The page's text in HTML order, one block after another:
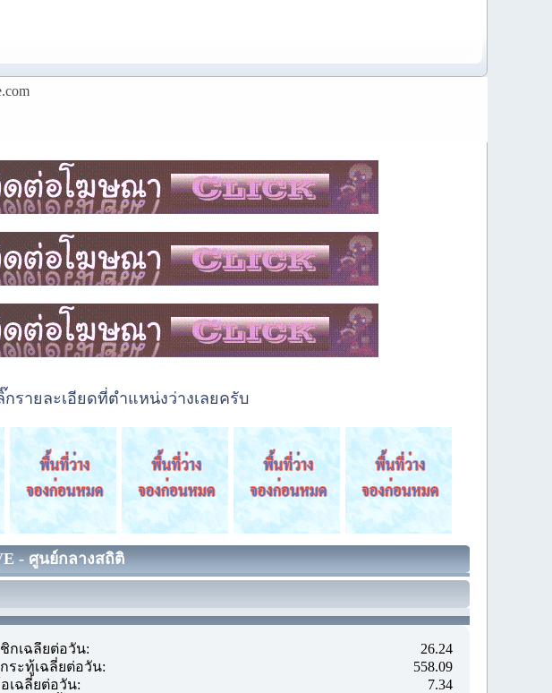
กรายละเอียดที่ตำแหน่งว่างเลยครับ
- ศูนย์กลางสถิติ
กเฉลี่ยต่อวัน:
26.24
ระทู้เฉลี่ยต่อวัน:
558.09
เฉลี่ยต่อวัน:
7.34